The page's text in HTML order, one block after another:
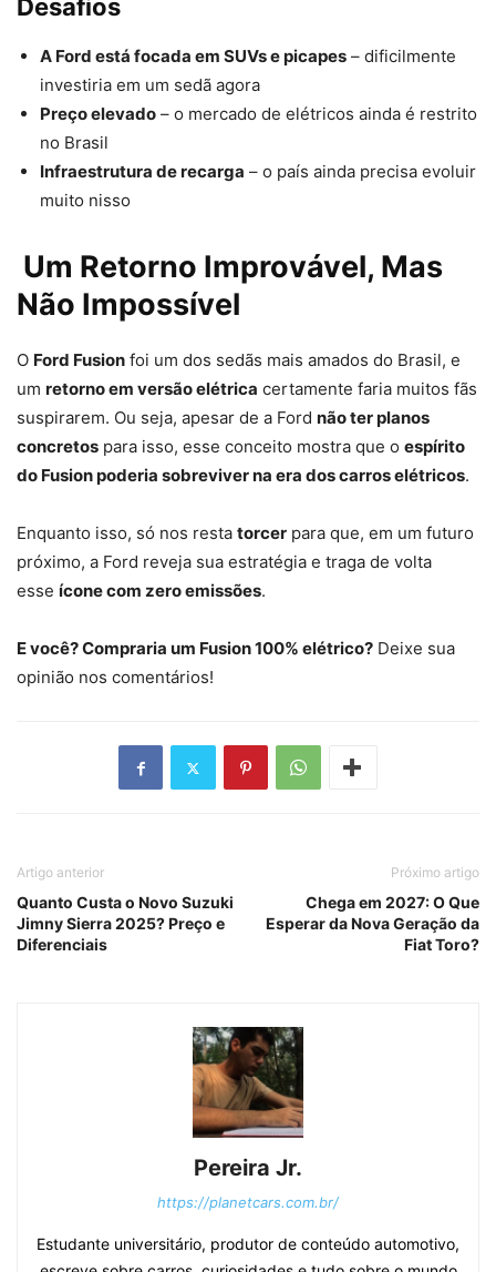
Desafios
A Ford está focada em SUVs e picapes – dificilmente
investiria em um sedã agora
Preço elevado – o mercado de elétricos ainda é restrito
no Brasil
Infraestrutura de recarga – o país ainda precisa evoluir
muito nisso
Um Retorno Improvável, Mas
Não Impossível
O Ford Fusion foi um dos sedãs mais amados do Brasil, e
um retorno em versão elétrica certamente faria muitos fãs
suspirarem. Ou seja, apesar de a Ford não ter planos
concretos para isso, esse conceito mostra que o espírito
do Fusion poderia sobreviver na era dos carros elétricos.
Enquanto isso, só nos resta torcer para que, em um futuro
próximo, a Ford reveja sua estratégia e traga de volta
esse ícone com zero emissões.
E você? Compraria um Fusion 100% elétrico? Deixe sua
opinião nos comentários!
Artigo anterior
Quanto Custa o Novo Suzuki
Jimny Sierra 2025? Preço e
Diferenciais
Próximo artigo
Chega em 2027: O Que
Esperar da Nova Geração da
Fiat Toro?
Pereira Jr.
https://planetcars.com.br/
Estudante universitário, produtor de conteúdo automotivo,